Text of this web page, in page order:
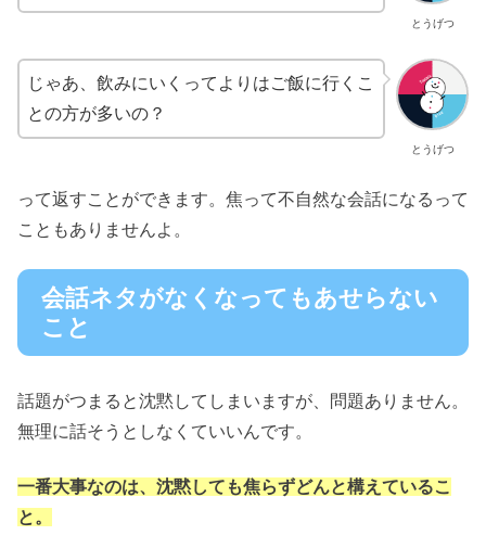
とうげつ
とうげつ
じゃあ、飲みにいくってよりはご飯に行くこ
との方が多いの？
って返すことができます。焦って不自然な会話になるって
こともありませんよ。
会話ネタがなくなってもあせらない
こと
話題がつまると沈黙してしまいますが、問題ありません。
無理に話そうとしなくていいんです。
一番大事なのは、沈黙しても焦らずどんと構えているこ
と。